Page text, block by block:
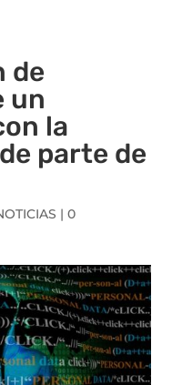
de
un
la
parte de
| 0